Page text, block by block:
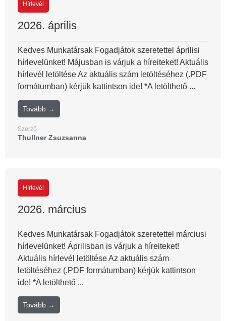
Hírlevél
2026. április
Kedves Munkatársak Fogadjátok szeretettel áprilisi
hírlevelünket! Májusban is várjuk a híreiteket! Aktuális
hírlevél letöltése Az aktuális szám letöltéséhez (.PDF
formátumban) kérjük kattintson ide! *A letölthető ...
Tovább →
Szerző
Thullner Zsuzsanna
Hírlevél
2026. március
Kedves Munkatársak Fogadjátok szeretettel márciusi
hírlevelünket! Áprilisban is várjuk a híreiteket!
Aktuális hírlevél letöltése Az aktuális szám
letöltéséhez (.PDF formátumban) kérjük kattintson
ide! *A letölthető ...
Tovább →